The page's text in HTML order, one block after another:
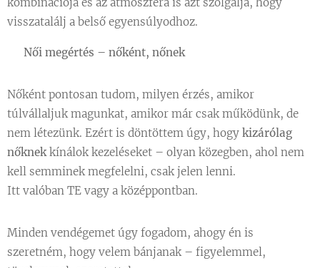
visszatalálj a belső egyensúlyodhoz.
Női megértés – nőként, nőnek
Nőként pontosan tudom, milyen érzés, amikor
túlvállaljuk magunkat, amikor már csak működünk, de
nem létezünk. Ezért is döntöttem úgy, hogy kizárólag
nőknekkínálok kezeléseket – olyan közegben, ahol nem
kell semminek megfelelni, csak jelen lenni.
Itt valóban TE vagy a középpontban.
Minden vendégemet úgy fogadom, ahogy én is
szeretném, hogy velem bánjanak – figyelemmel,